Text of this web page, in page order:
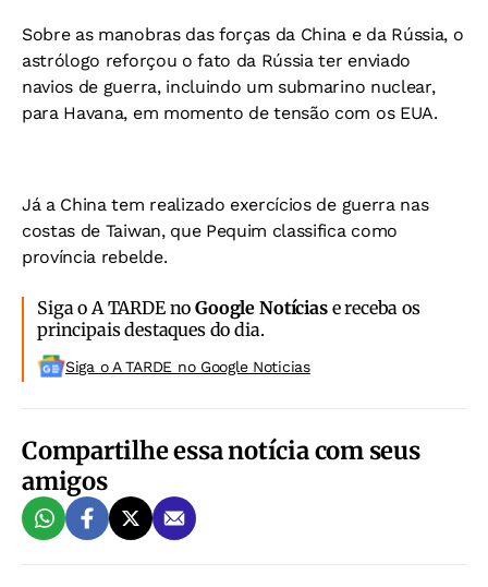
Sobre as manobras das forças da China e da Rússia, o
astrólogo reforçou o fato da Rússia ter enviado
navios de guerra, incluindo um submarino nuclear,
para Havana, em momento de tensão com os EUA.
Já a China tem realizado exercícios de guerra nas
costas de Taiwan, que Pequim classifica como
província rebelde.
Siga o A TARDE noGoogle Notíciase receba os
principais destaques do dia.
Siga o A TARDE no Google Noticias
Compartilhe essa notícia com seus
amigos